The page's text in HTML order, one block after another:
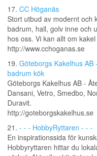
17. CC Höganäs
Stort utbud av modernt och
badrum, hall, golv inne och
hos oss. Vi kan allt om
http://www.cchoganas.se
19. Göteborgs Kakelhus
badrum kök
Göteborgs Kakelhus AB -
Dansani, Vetro, Smedbo,
Duravit.
http://goteborgskakelhus.se
21. - - - HobbyRyttaren - - -
En inspirationssida för
Hobbyryttaren hittar du